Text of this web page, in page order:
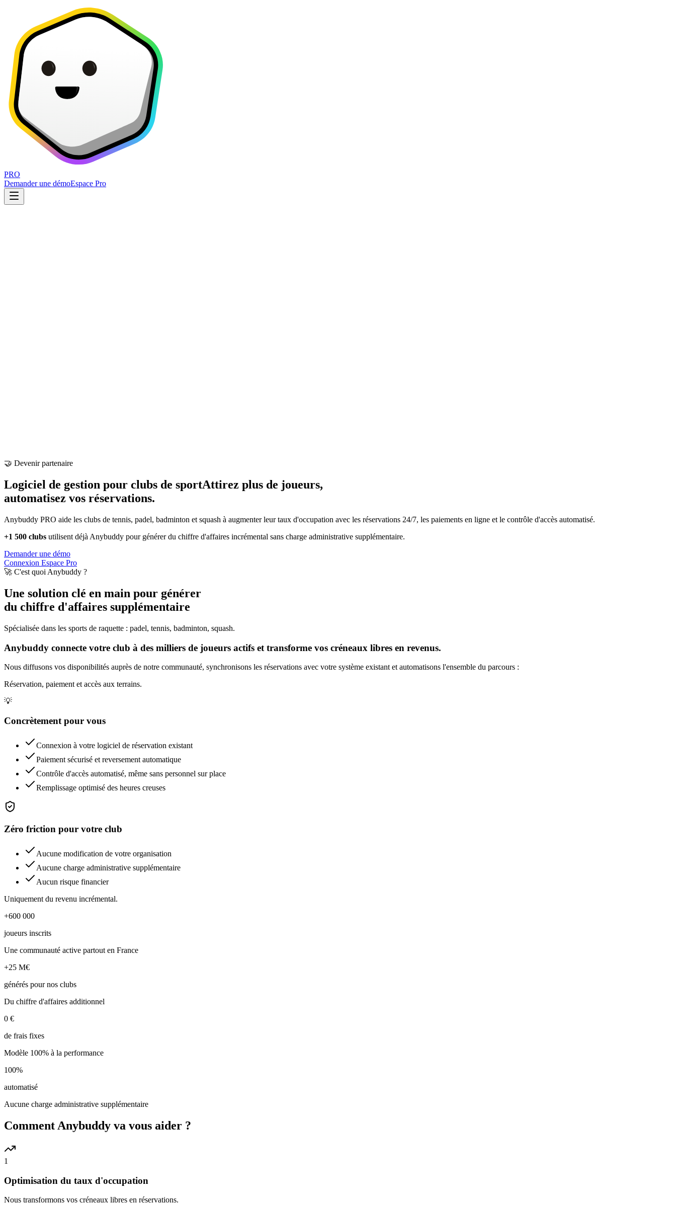
PRO
Demander une démoEspace Pro
🤝 Devenir partenaire
Logiciel de gestion pour clubs de sportAttirez plus de joueurs,
automatisez vos réservations.
Anybuddy PRO aide les clubs de tennis, padel, badminton et squash à augmenter leur taux d'occupation avec les réservations 24/7, les paiements en ligne et le contrôle d'accès automatisé.
+1 500 clubs utilisent déjà Anybuddy pour générer du chiffre d'affaires incrémental sans charge administrative supplémentaire.
Demander une démo
Connexion Espace Pro
🚀 C'est quoi Anybuddy ?
Une solution clé en main pour générer
du chiffre d'affaires supplémentaire
Spécialisée dans les sports de raquette : padel, tennis, badminton, squash.
Anybuddy connecte votre club à des milliers de joueurs actifs et transforme vos créneaux libres en revenus.
Nous diffusons vos disponibilités auprès de notre communauté, synchronisons les réservations avec votre système existant et automatisons l'ensemble du parcours :
Réservation, paiement et accès aux terrains.
💡
Concrètement pour vous
Connexion à votre logiciel de réservation existant
Paiement sécurisé et reversement automatique
Contrôle d'accès automatisé, même sans personnel sur place
Remplissage optimisé des heures creuses
Zéro friction pour votre club
Aucune modification de votre organisation
Aucune charge administrative supplémentaire
Aucun risque financier
Uniquement du revenu incrémental.
+600 000
joueurs inscrits
Une communauté active partout en France
+25 M€
générés pour nos clubs
Du chiffre d'affaires additionnel
0 €
de frais fixes
Modèle 100% à la performance
100%
automatisé
Aucune charge administrative supplémentaire
Comment Anybuddy va vous aider ?
1
Optimisation du taux d'occupation
Nous transformons vos créneaux libres en réservations.